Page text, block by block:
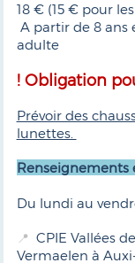
18 € (15 € pour
A partir de 8 ans
adulte
! Obligation
Prévoir des
lunettes.
Renseignements
Du lundi au
📍 CPIE Vallées
Vermaelen à